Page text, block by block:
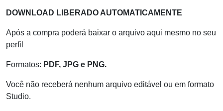
DOWNLOAD LIBERADO AUTOMATICAMENTE
Após a compra poderá baixar o arquivo aqui mesmo no seu
perfil
Formatos: PDF, JPG e PNG.
Você não receberá nenhum arquivo editável ou em formato
Studio.